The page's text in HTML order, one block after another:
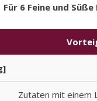
Für 6 Feine und
Zutaten mit einem